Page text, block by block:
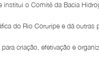
institui o Comitê da Bacia
do Rio Coruripe e dá outras
criação, efetivação e